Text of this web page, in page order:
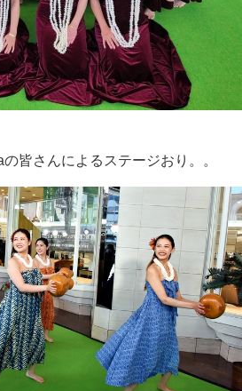
皆さんによるステージおり。。